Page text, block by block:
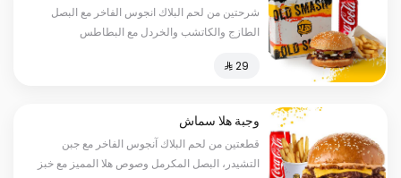
شرحتين من لحم البلاك انجوس الفاخر مع البصل
الطازج والكاتشب والخردل مع البطاطس
وجبة هلا سماش
قطعتين من لحم البلاك آنجوس الفاخر مع جبن
التشيدر، البصل المكرمل وصوص هلا المميز مع خبز